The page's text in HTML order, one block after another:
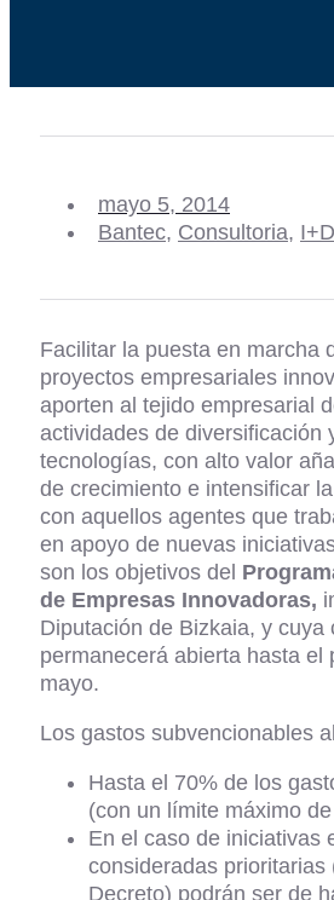
mayo 5, 2014
Bantec, Consultoria, I+D
Facilitar la puesta en marcha
proyectos empresariales
aporten al tejido empresarial
actividades de diversificación
tecnologías, con alto valor
de crecimiento e intensificar
con aquellos agentes que
en apoyo de nuevas
son los objetivos del
de Empresas Innovadoras,
Diputación de Bizkaia, y cuya
permanecerá abierta hasta el
mayo.
Los gastos subvencionables
Hasta el 70% de los
(con un límite máximo
En el caso de iniciativas
consideradas prioritarias
Decreto) podrán ser de